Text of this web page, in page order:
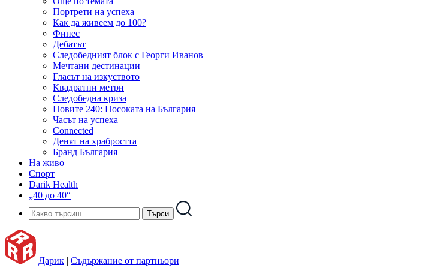
Портрети на успеха
Как да живеем до 100?
Финес
Дебатът
Следобедният блок с Георги Иванов
Мечтани дестинации
Гласът на изкуството
Квадратни метри
Следобедна криза
Новите 240: Посоката на България
Часът на успеха
Connected
Денят на храбростта
Бранд България
На живо
Спорт
Darik Health
„40 до 40“
Дарик | Съдържание от партньори